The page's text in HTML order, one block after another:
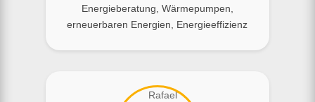
Energieberatung, Wärmepumpen,
erneuerbaren Energien, Energieeffizienz